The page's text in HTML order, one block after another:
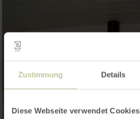
Zustimmung Details
Diese Webseite verwendet Cookies